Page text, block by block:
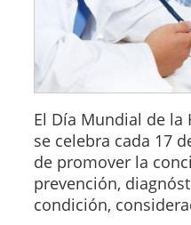
El Día Mundial de
se celebra cada 17
de promover la
prevención,
condición,